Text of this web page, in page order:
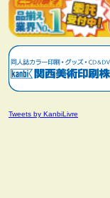
Tweets by KanbiLivre